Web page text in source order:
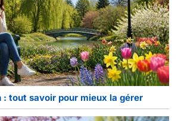
: tout savoir pour mieux la gérer